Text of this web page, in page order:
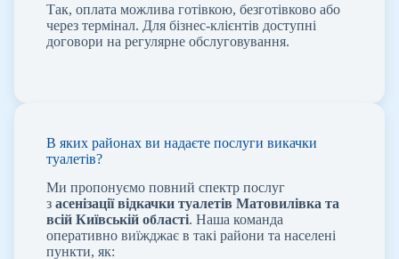
Так, оплата можлива готівкою, безготівково або
через термінал. Для бізнес-клієнтів доступні
договори на регулярне обслуговування.
В яких районах ви надаєте послуги викачки
туалетів?
Ми пропонуємо повний спектр послуг
з асенізації відкачки туалетів Матовилівка та
всій Київській області. Наша команда
оперативно виїжджає в такі райони та населені
пункти, як: